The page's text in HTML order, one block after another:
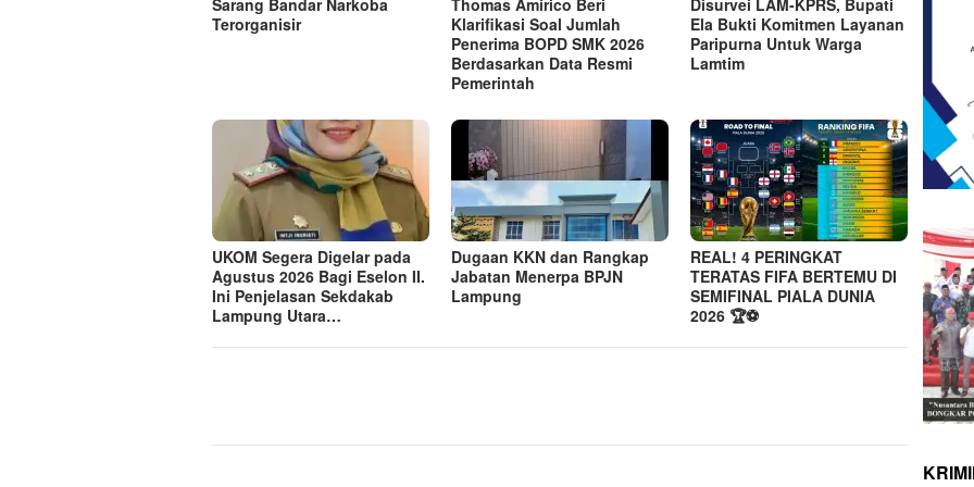
Terorganisir
Klarifikasi Soal Jumlah
Penerima BOPD SMK 2026
Berdasarkan Data Resmi
Pemerintah
Ela Bukti Komitmen Layanan
Paripurna Untuk Warga
Lamtim
UKOM Segera Digelar pada
Agustus 2026 Bagi Eselon II.
Ini Penjelasan Sekdakab
Lampung Utara…
Dugaan KKN dan Rangkap
Jabatan Menerpa BPJN
Lampung
REAL! 4 PERINGKAT
TERATAS FIFA BERTEMU DI
SEMIFINAL PIALA DUNIA
2026 🏆⚽